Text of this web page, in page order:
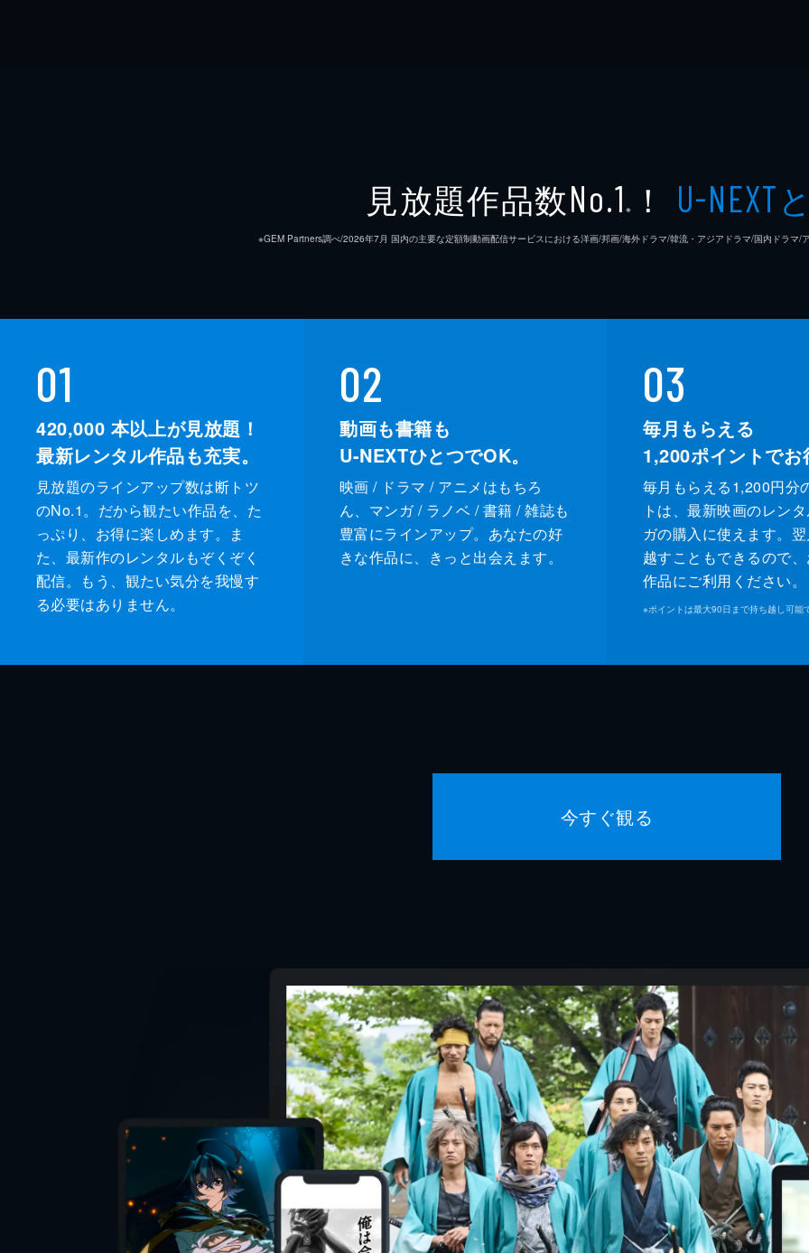
見放題作品数No.1 ※ ！ U-NEXT
※GEM Partners調べ/2026年7⽉ 国内の主要な定額制動画配信サービスにおける洋画/邦画/海外ドラマ/韓流・アジアドラマ/国内ドラマ/
01
420,000 本以上が見放題！
最新レンタル作品も充実。
見放題のラインアップ数は断トツ
のNo.1。だから観たい作品を、た
っぷり、お得に楽しめます。ま
た、最新作のレンタルもぞくぞく
配信。もう、観たい気分を我慢す
る必要はありません。
02
動画も書籍も
U-NEXTひとつでOK。
映画 / ドラマ / アニメはもちろ
ん、マンガ / ラノベ / 書籍 / 雑誌も
豊富にラインアップ。あなたの好
きな作品に、きっと出会えます。
03
毎月もらえる
1,200ポイントでお
毎月もらえる1,200円分
トは、最新映画のレン
ガの購入に使えます。
越すこともできるので
作品にご利用ください。
※ポイントは最大90日まで持ち越し可能
今すぐ観る